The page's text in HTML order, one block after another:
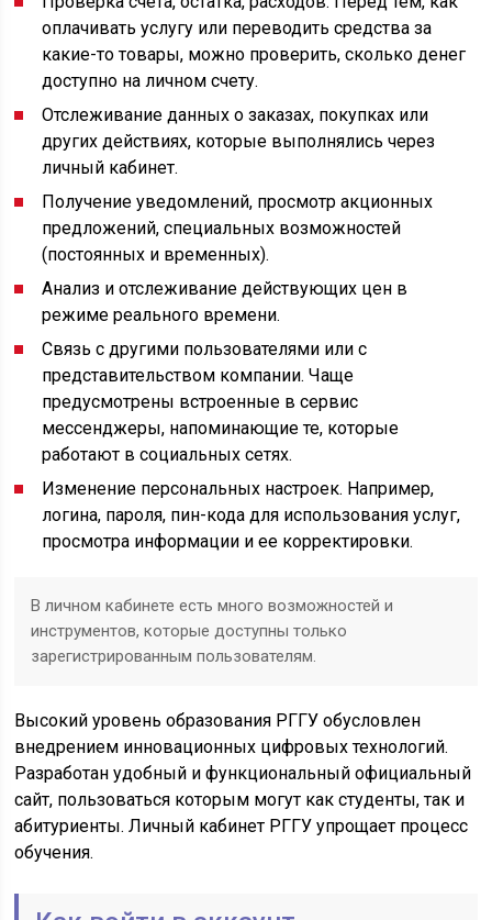
оплачивать услугу или переводить средства за
какие-то товары, можно проверить, сколько денег
доступно на личном счету.
Отслеживание данных о заказах, покупках или
других действиях, которые выполнялись через
личный кабинет.
Получение уведомлений, просмотр акционных
предложений, специальных возможностей
(постоянных и временных).
Анализ и отслеживание действующих цен в
режиме реального времени.
Связь с другими пользователями или с
представительством компании. Чаще
предусмотрены встроенные в сервис
мессенджеры, напоминающие те, которые
работают в социальных сетях.
Изменение персональных настроек. Например,
логина, пароля, пин-кода для использования услуг,
просмотра информации и ее корректировки.
В личном кабинете есть много возможностей и
инструментов, которые доступны только
зарегистрированным пользователям.
Высокий уровень образования РГГУ обусловлен
внедрением инновационных цифровых технологий.
Разработан удобный и функциональный официальный
сайт, пользоваться которым могут как студенты, так и
абитуриенты. Личный кабинет РГГУ упрощает процесс
обучения.